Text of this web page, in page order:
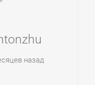
назад